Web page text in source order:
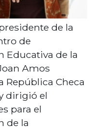
de la
de
Educativa de la
Amos
República Checa
dirigió el
para el
de la